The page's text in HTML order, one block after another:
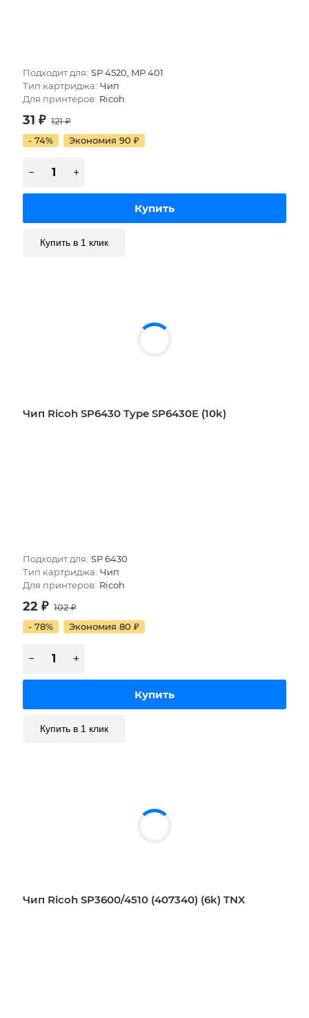
Подходит для: SP 4520, MP 401
Тип картриджа: Чип
Для принтеров: Ricoh
31 ₽ 121₽
- 74%
Экономия 90 ₽
Купить в 1 клик
Чип Ricoh SP6430 Type SP6430E (10k)
Подходит для: SP 6430
Тип картриджа: Чип
Для принтеров: Ricoh
22 ₽ 102₽
- 78%
Экономия 80 ₽
Купить в 1 клик
Чип Ricoh SP3600/4510 (407340) (6k) TNX